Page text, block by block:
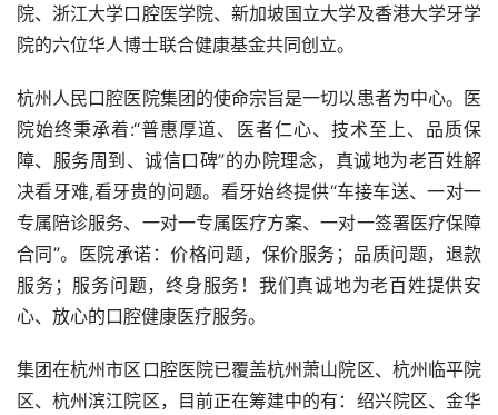
院、浙江大学口腔医学院、新加坡国立大学及香港大学牙学
院的六位华人博士联合健康基金共同创立。
杭州人民口腔医院集团的使命宗旨是一切以患者为中心。医
院始终秉承着:“普惠厚道、医者仁心、技术至上、品质保
障、服务周到、诚信口碑”的办院理念，真诚地为老百姓解
决看牙难,看牙贵的问题。看牙始终提供“车接车送、一对一
专属陪诊服务、一对一专属医疗方案、一对一签署医疗保障
合同”。医院承诺：价格问题，保价服务；品质问题，退款
服务；服务问题，终身服务！我们真诚地为老百姓提供安
心、放心的口腔健康医疗服务。
集团在杭州市区口腔医院已覆盖杭州萧山院区、杭州临平院
区、杭州滨江院区，目前正在筹建中的有：绍兴院区、金华